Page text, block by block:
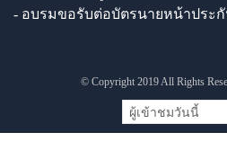
- อบรมขอรับต่อบัตรนายหน้าประ
© Copyright 2019 All Rights
ผู้เข้าชมวันนี้